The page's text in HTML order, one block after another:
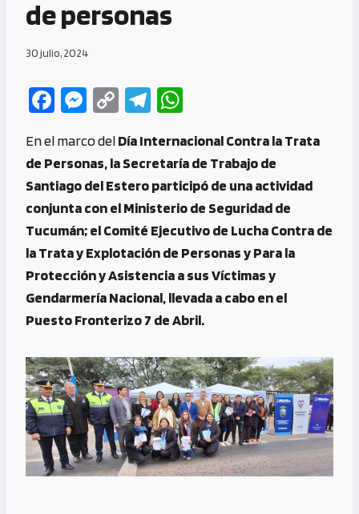
de personas
30 julio, 2024
Fa
b
o
o
k
M
se
n
g
er
C
py
Li
n
k
Te
gr
a
m
at
s
A
p
p
En el marco delDía Internacional Contra la Trata
de Personas, la Secretaría de Trabajo de
Santiago del Estero participó de una actividad
conjunta con el Ministerio de Seguridad de
Tucumán; el Comité Ejecutivo de Lucha Contra de
la Trata y Explotación de Personas y Para la
Protección y Asistencia a sus Víctimas y
Gendarmería Nacional, llevada a cabo en el
Puesto Fronterizo 7 de Abril.